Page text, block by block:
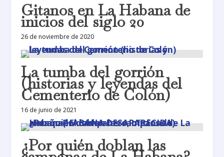
Gitanos en La Habana de
inicios del siglo 20
26 de noviembre de 2020
La tumba del gorrión
(historias y leyendas del
Cementerio de Colón)
16 de junio de 2021
¿Por quién doblan las